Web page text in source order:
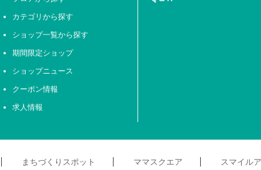
カテゴリから探す
ショップ一覧から探す
期間限定ショップ
ショップニュース
クーポン情報
求人情報
まちづくりスポット ママスクエア スマイル